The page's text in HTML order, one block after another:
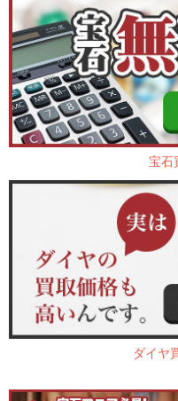
宝石
ダイヤ